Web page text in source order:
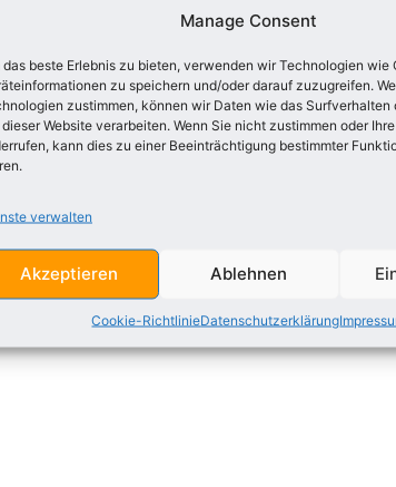
Manage Consent
das beste Erlebnis zu bieten, verwenden wir Technologien wie
zu speichern und/oder darauf zuzugreifen.
zustimmen, können wir Daten wie das Surfverhalten
Website verarbeiten. Wenn Sie nicht zustimmen oder
kann dies zu einer Beeinträchtigung bestimmter
verwalten
Akzeptieren Ablehnen
Cookie-RichtlinieDatenschutzerklärung
die Ähren schaukeln (Der Christliche
ein Edelstein
mein Aug erschlossen
dein vergessen
Stern am Himmel (Glücksstern)